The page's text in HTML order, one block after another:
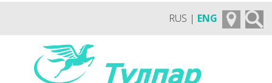
RUS | ENG